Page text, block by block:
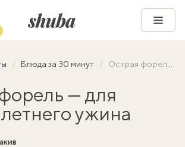
Блюда за 30 минут Острая форель — для легкого летнего ужина
— для
ужина